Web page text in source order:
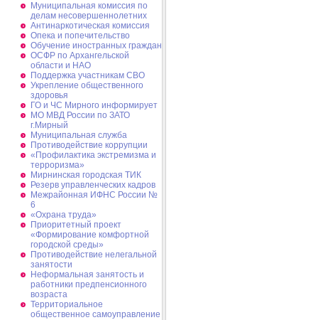
Муниципальная комиссия по
делам несовершеннолетних
Антинаркотическая комиссия
Опека и попечительство
Обучение иностранных граждан
ОСФР по Архангельской
области и НАО
Поддержка участникам СВО
Укрепление общественного
здоровья
ГО и ЧС Мирного информирует
МО МВД России по ЗАТО
г.Мирный
Муниципальная cлужба
Противодействие коррупции
«Профилактика экстремизма и
терроризма»
Мирнинская городская ТИК
Резерв управленческих кадров
Межрайонная ИФНС России №
6
«Охрана труда»
Приоритетный проект
«Формирование комфортной
городской среды»
Противодействие нелегальной
занятости
Неформальная занятость и
работники предпенсионного
возраста
Территориальное
общественное самоуправление